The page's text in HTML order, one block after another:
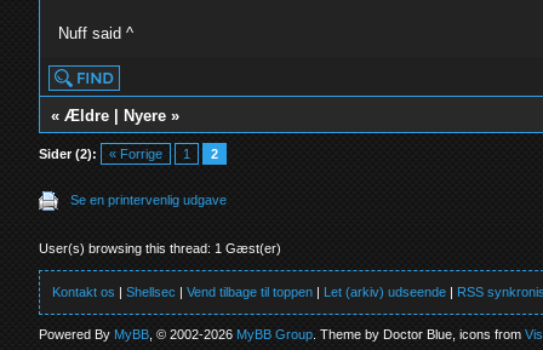
Nuff said ^
«Ældre Nyere »
Sider (2): « Forrige 1 2
Se en printervenlig udgave
User(s) browsing this thread: 1 Gæst(er)
Kontakt os |Shellsec |Vend tilbage til toppen | Let (arkiv) udseende | RSS
Powered ByMyBB , © 2002-2026MyBB Group . Theme by Doctor Blue, icons from